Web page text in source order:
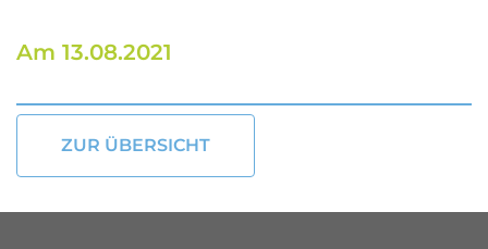
Am 13.08.2021
ZUR ÜBERSICHT